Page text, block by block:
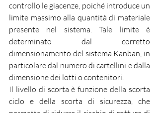
controllo le giacenze, poiché introduce un
limite massimo alla quantità di materiale
presente nel sistema. Tale limite è
determinato dal corretto
dimensionamento del sistema Kanban, in
particolare dal numero di cartellini e dalla
dimensione dei lotti o contenitori.
Il livello di scorta è funzione della scorta
ciclo e della scorta di sicurezza, che